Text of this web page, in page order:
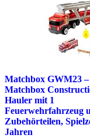
Matchbox GWM23 –
Matchbox
Hauler mit 1
Feuerwehrfahrzeug
Zubehörteilen,
Jahren